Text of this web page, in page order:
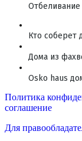
Кто соберет
Дома из
Osko haus
Политика
соглашение
Для